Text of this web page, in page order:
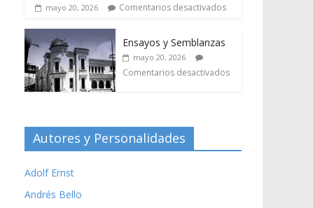
mayo 20, 2026 Comentarios desactivados
Ensayos y Semblanzas
mayo 20, 2026
Comentarios desactivados
Autores y Personalidades
Adolf Ernst
Andrés Bello